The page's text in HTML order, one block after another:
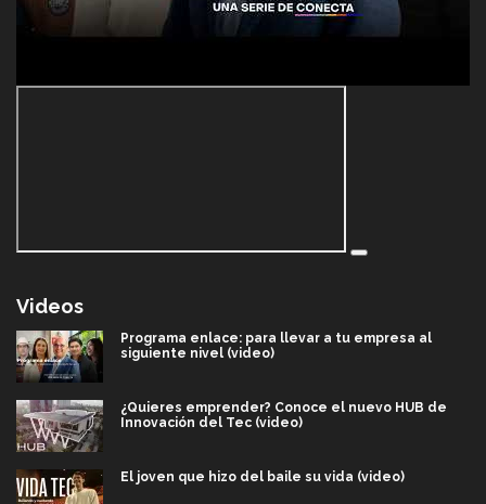
Videos
Programa enlace: para llevar a tu empresa al
siguiente nivel (video)
¿Quieres emprender? Conoce el nuevo HUB de
Innovación del Tec (video)
El joven que hizo del baile su vida (video)